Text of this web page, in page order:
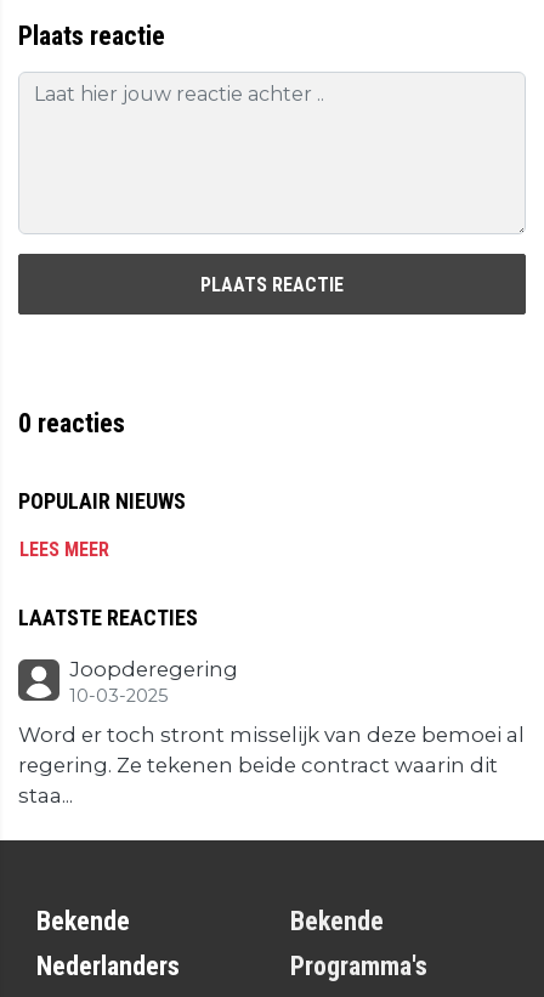
Plaats reactie
PLAATS REACTIE
0 reacties
POPULAIR NIEUWS
LEES MEER
LAATSTE REACTIES
Joopderegering
10-03-2025
Word er toch stront misselijk van deze bemoei al
regering. Ze tekenen beide contract waarin dit
staa...
Bekende
Nederlanders
Bekende
Programma's